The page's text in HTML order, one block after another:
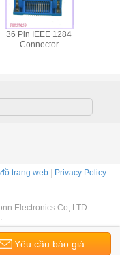
36 Pin IEEE 1284
Connector
Yêu cầu báo giá
trang web| Privacy Policy
Electronics Co,.LTD.